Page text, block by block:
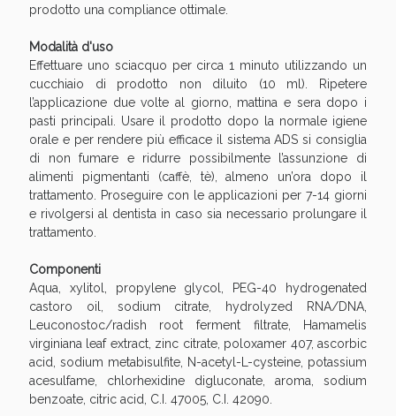
prodotto una compliance ottimale.
Modalità d'uso
Effettuare uno sciacquo per circa 1 minuto utilizzando un
cucchiaio di prodotto non diluito (10 ml). Ripetere
l’applicazione due volte al giorno, mattina e sera dopo i
pasti principali. Usare il prodotto dopo la normale igiene
orale e per rendere più efficace il sistema ADS si consiglia
di non fumare e ridurre possibilmente l’assunzione di
alimenti pigmentanti (caffè, tè), almeno un’ora dopo il
trattamento. Proseguire con le applicazioni per 7-14 giorni
e rivolgersi al dentista in caso sia necessario prolungare il
trattamento.
Componenti
Aqua, xylitol, propylene glycol, PEG-40 hydrogenated
castoro oil, sodium citrate, hydrolyzed RNA/DNA,
Leuconostoc/radish root ferment filtrate, Hamamelis
virginiana leaf extract, zinc citrate, poloxamer 407, ascorbic
acid, sodium metabisulfite, N-acetyl-L-cysteine, potassium
acesulfame, chlorhexidine digluconate, aroma, sodium
benzoate, citric acid, C.I. 47005, C.I. 42090.